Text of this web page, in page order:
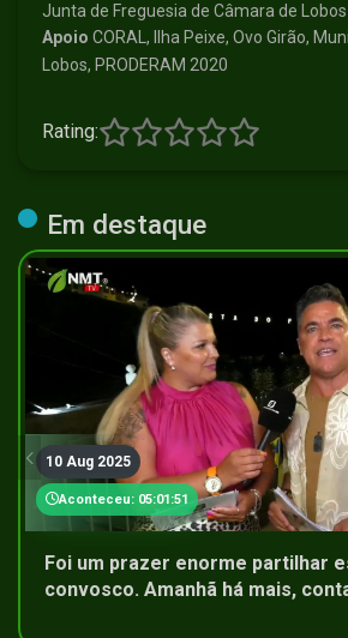
Junta de Freguesia de Câmara de Lobos
Apoio CORAL, Ilha Peixe, Ovo Girão,
Lobos, PRODERAM 2020
Rating:
Em destaque
10 Aug 2025
Aconteceu: 05:01:51
Foi um prazer enorme partilhar
convosco. Amanhã há mais,